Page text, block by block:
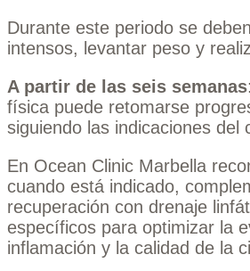
Durante este periodo se
intensos, levantar peso y
A partir de las seis semanas
física puede retomarse
siguiendo las indicaciones del
En Ocean Clinic Marbella
cuando está indicado,
recuperación con drenaje
específicos para optimizar la
inflamación y la calidad de la